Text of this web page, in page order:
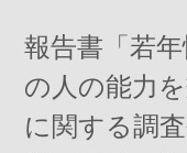
報告書「若
の人の能力
に関する調